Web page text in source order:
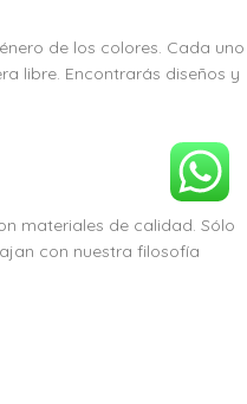
de los colores. Cada uno
libre. Encontrarás diseños y
materiales de calidad. Sólo
con nuestra filosofía